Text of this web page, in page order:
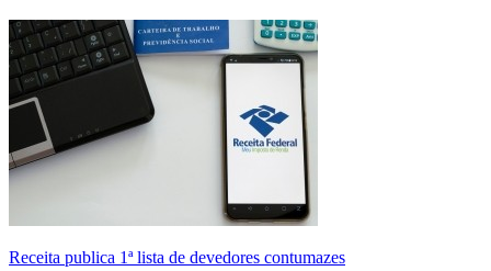
Receita publica 1ª lista de devedores contumazes